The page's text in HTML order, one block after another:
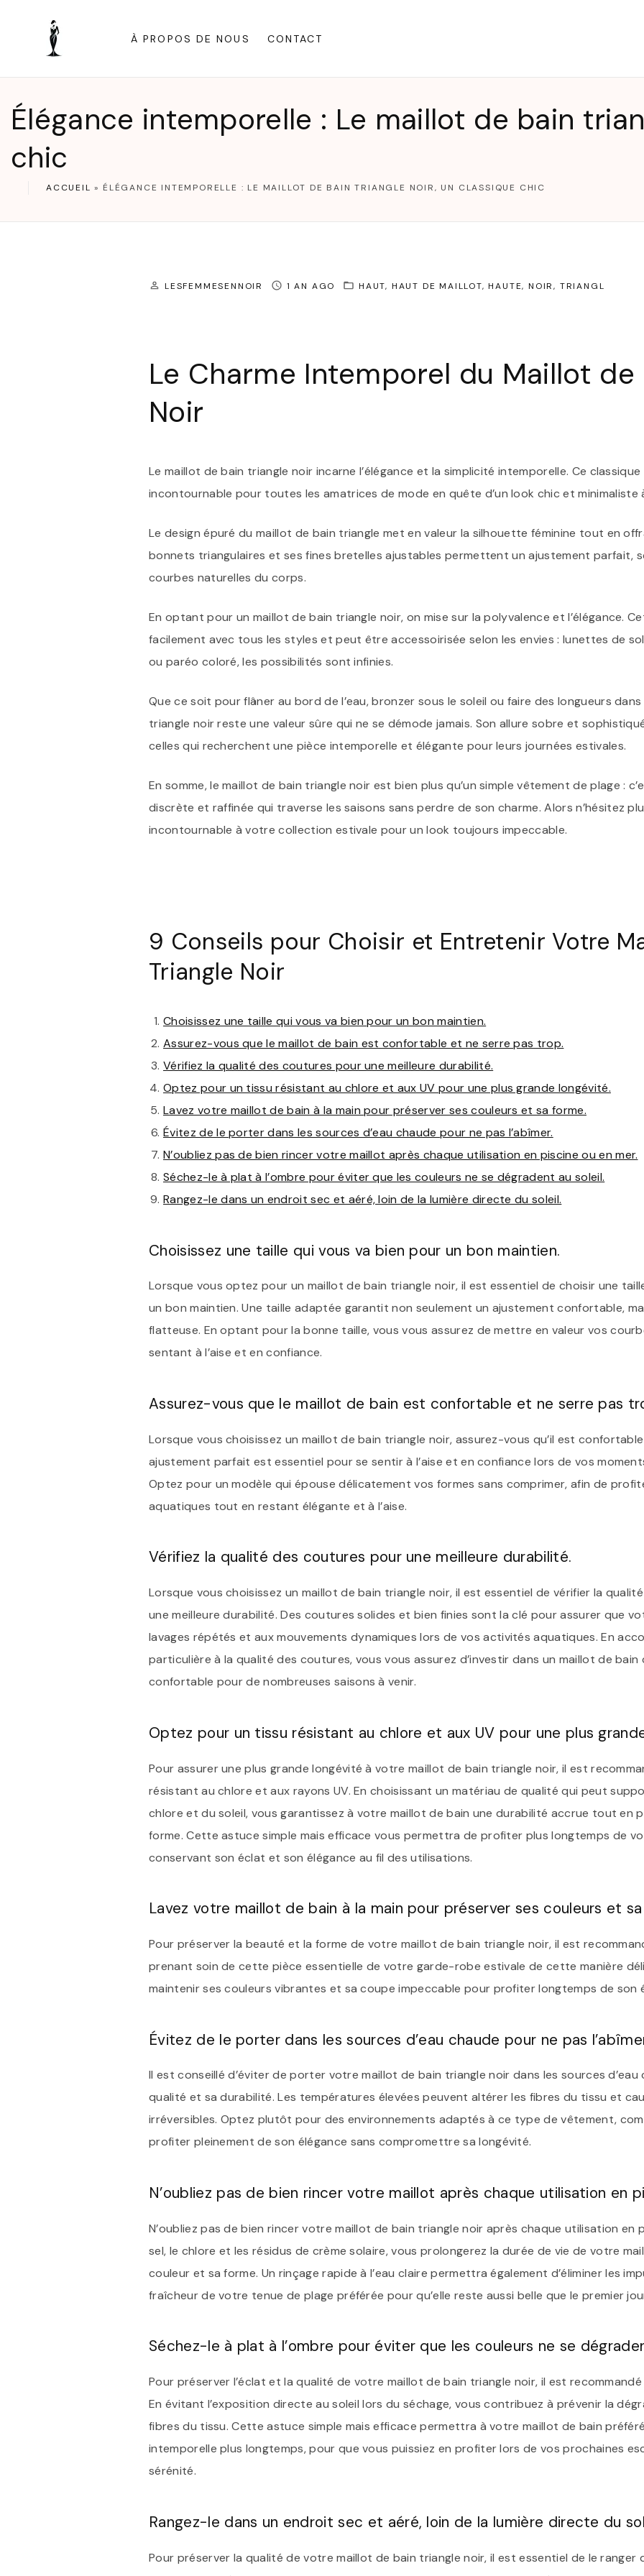
À PROPOS DE NOUS CONTACT
Élégance intemporelle : Le maillot de bain
chic
ACCUEIL » ÉLÉGANCE INTEMPORELLE : LE MAILLOT DE BAIN TRIANGLE NOIR, UN CLASSIQUE CHIC
LESFEMMESENNOIR 1 AN AGO HAUT HAUT DE MAILLOT HAUTE NOIR TRIANGL
Le Charme Intemporel du Maillot de
Noir
Le maillot de bain triangle noir incarne l’élégance et la simplicité intemporelle. Ce
incontournable pour toutes les amatrices de mode en quête d’un look chic et minimaliste
Le design épuré du maillot de bain triangle met en valeur la silhouette féminine tout en
bonnets triangulaires et ses fines bretelles ajustables permettent un ajustement parfait,
courbes naturelles du corps.
En optant pour un maillot de bain triangle noir, on mise sur la polyvalence et l’élégance.
facilement avec tous les styles et peut être accessoirisée selon les envies : lunettes de
ou paréo coloré, les possibilités sont infinies.
Que ce soit pour flâner au bord de l’eau, bronzer sous le soleil ou faire des longueurs
triangle noir reste une valeur sûre qui ne se démode jamais. Son allure sobre et
celles qui recherchent une pièce intemporelle et élégante pour leurs journées estivales.
En somme, le maillot de bain triangle noir est bien plus qu’un simple vêtement de plage :
discrète et raffinée qui traverse les saisons sans perdre de son charme. Alors n’hésitez
incontournable à votre collection estivale pour un look toujours impeccable.
9 Conseils pour Choisir et Entretenir Votre
Triangle Noir
Choisissez une taille qui vous va bien pour un bon maintien.
Assurez-vous que le maillot de bain est confortable et ne serre pas trop.
Vérifiez la qualité des coutures pour une meilleure durabilité.
Optez pour un tissu résistant au chlore et aux UV pour une plus grande longévité.
Lavez votre maillot de bain à la main pour préserver ses couleurs et sa forme.
Évitez de le porter dans les sources d’eau chaude pour ne pas l’abîmer.
N’oubliez pas de bien rincer votre maillot après chaque utilisation en piscine ou en mer.
Séchez-le à plat à l’ombre pour éviter que les couleurs ne se dégradent au soleil.
Rangez-le dans un endroit sec et aéré, loin de la lumière directe du soleil.
Choisissez une taille qui vous va bien pour un bon maintien.
Lorsque vous optez pour un maillot de bain triangle noir, il est essentiel de choisir une
un bon maintien. Une taille adaptée garantit non seulement un ajustement confortable,
flatteuse. En optant pour la bonne taille, vous vous assurez de mettre en valeur vos
sentant à l’aise et en confiance.
Assurez-vous que le maillot de bain est confortable et ne serre pas
Lorsque vous choisissez un maillot de bain triangle noir, assurez-vous qu’il est
ajustement parfait est essentiel pour se sentir à l’aise et en confiance lors de vos
Optez pour un modèle qui épouse délicatement vos formes sans comprimer, afin de
aquatiques tout en restant élégante et à l’aise.
Vérifiez la qualité des coutures pour une meilleure durabilité.
Lorsque vous choisissez un maillot de bain triangle noir, il est essentiel de vérifier la
une meilleure durabilité. Des coutures solides et bien finies sont la clé pour assurer que
lavages répétés et aux mouvements dynamiques lors de vos activités aquatiques. En
particulière à la qualité des coutures, vous vous assurez d’investir dans un maillot de
confortable pour de nombreuses saisons à venir.
Optez pour un tissu résistant au chlore et aux UV pour une plus
Pour assurer une plus grande longévité à votre maillot de bain triangle noir, il est
résistant au chlore et aux rayons UV. En choisissant un matériau de qualité qui peut
chlore et du soleil, vous garantissez à votre maillot de bain une durabilité accrue tout en
forme. Cette astuce simple mais efficace vous permettra de profiter plus longtemps de
conservant son éclat et son élégance au fil des utilisations.
Lavez votre maillot de bain à la main pour préserver ses couleurs et
Pour préserver la beauté et la forme de votre maillot de bain triangle noir, il est
prenant soin de cette pièce essentielle de votre garde-robe estivale de cette manière
maintenir ses couleurs vibrantes et sa coupe impeccable pour profiter longtemps de son
Évitez de le porter dans les sources d’eau chaude pour ne pas
Il est conseillé d’éviter de porter votre maillot de bain triangle noir dans les sources
qualité et sa durabilité. Les températures élevées peuvent altérer les fibres du tissu et
irréversibles. Optez plutôt pour des environnements adaptés à ce type de vêtement,
profiter pleinement de son élégance sans compromettre sa longévité.
N’oubliez pas de bien rincer votre maillot après chaque utilisation en
N’oubliez pas de bien rincer votre maillot de bain triangle noir après chaque utilisation en
sel, le chlore et les résidus de crème solaire, vous prolongerez la durée de vie de votre
couleur et sa forme. Un rinçage rapide à l’eau claire permettra également d’éliminer les
fraîcheur de votre tenue de plage préférée pour qu’elle reste aussi belle que le premier
Séchez-le à plat à l’ombre pour éviter que les couleurs ne se
Pour préserver l’éclat et la qualité de votre maillot de bain triangle noir, il est recommandé
En évitant l’exposition directe au soleil lors du séchage, vous contribuez à prévenir la
fibres du tissu. Cette astuce simple mais efficace permettra à votre maillot de bain
intemporelle plus longtemps, pour que vous puissiez en profiter lors de vos prochaines
sérénité.
Rangez-le dans un endroit sec et aéré, loin de la lumière directe du
Pour préserver la qualité de votre maillot de bain triangle noir, il est essentiel de le ranger